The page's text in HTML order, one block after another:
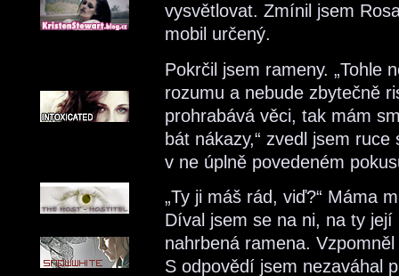
vysvětlovat. Zmínil jsem
mobil určený.
Pokrčil jsem rameny. „Tohle
rozumu a nebude zbytečně
prohrabává věci, tak mám
bát nákazy,“ zvedl jsem
v ne úplně povedeném
„Ty ji máš rád, viď?“ Máma
Díval jsem se na ni, na ty
nahrbená ramena.
S odpovědí jsem nezaváhal